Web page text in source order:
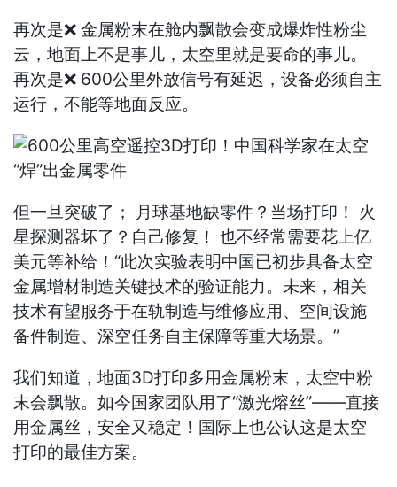
再次是❌ 金属粉末在舱内飘散会变成爆炸性粉尘
云，地面上不是事儿，太空里就是要命的事儿。
再次是❌ 600公里外放信号有延迟，设备必须自主
运行，不能等地面反应。
但一旦突破了； 月球基地缺零件？当场打印！ 火
星探测器坏了？自己修复！ 也不经常需要花上亿
美元等补给！“此次实验表明中国已初步具备太空
金属增材制造关键技术的验证能力。未来，相关
技术有望服务于在轨制造与维修应用、空间设施
备件制造、深空任务自主保障等重大场景。”
我们知道，地面3D打印多用金属粉末，太空中粉
末会飘散。如今国家团队用了“激光熔丝”——直接
用金属丝，安全又稳定！国际上也公认这是太空
打印的最佳方案。